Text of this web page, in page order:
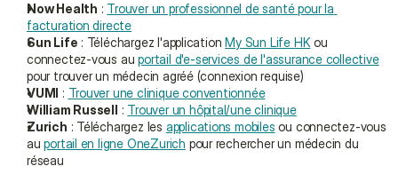
Now Health : Trouver un professionnel de santé pour la
facturation directe
Sun Life : Téléchargez l'application My Sun Life HK ou
connectez-vous au portail d'e-services de l'assurance collective
pour trouver un médecin agréé (connexion requise)
VUMI : Trouver une clinique conventionnée
William Russell : Trouver un hôpital/une clinique
Zurich : Téléchargez les applications mobiles ou connectez-vous
au portail en ligne OneZurich pour rechercher un médecin du
réseau